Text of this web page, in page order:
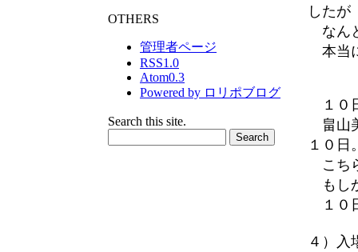
OTHERS
管理者ページ
RSS1.0
Atom0.3
Powered by ロリポブログ
Search this site.
したが
なん
本当
１
畠山
１０日
こち
もし
１０
４）入